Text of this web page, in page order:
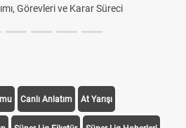
Açıklanacak 2026? ÖSYM Sonuç
Canlı Anlatım At Yarışı